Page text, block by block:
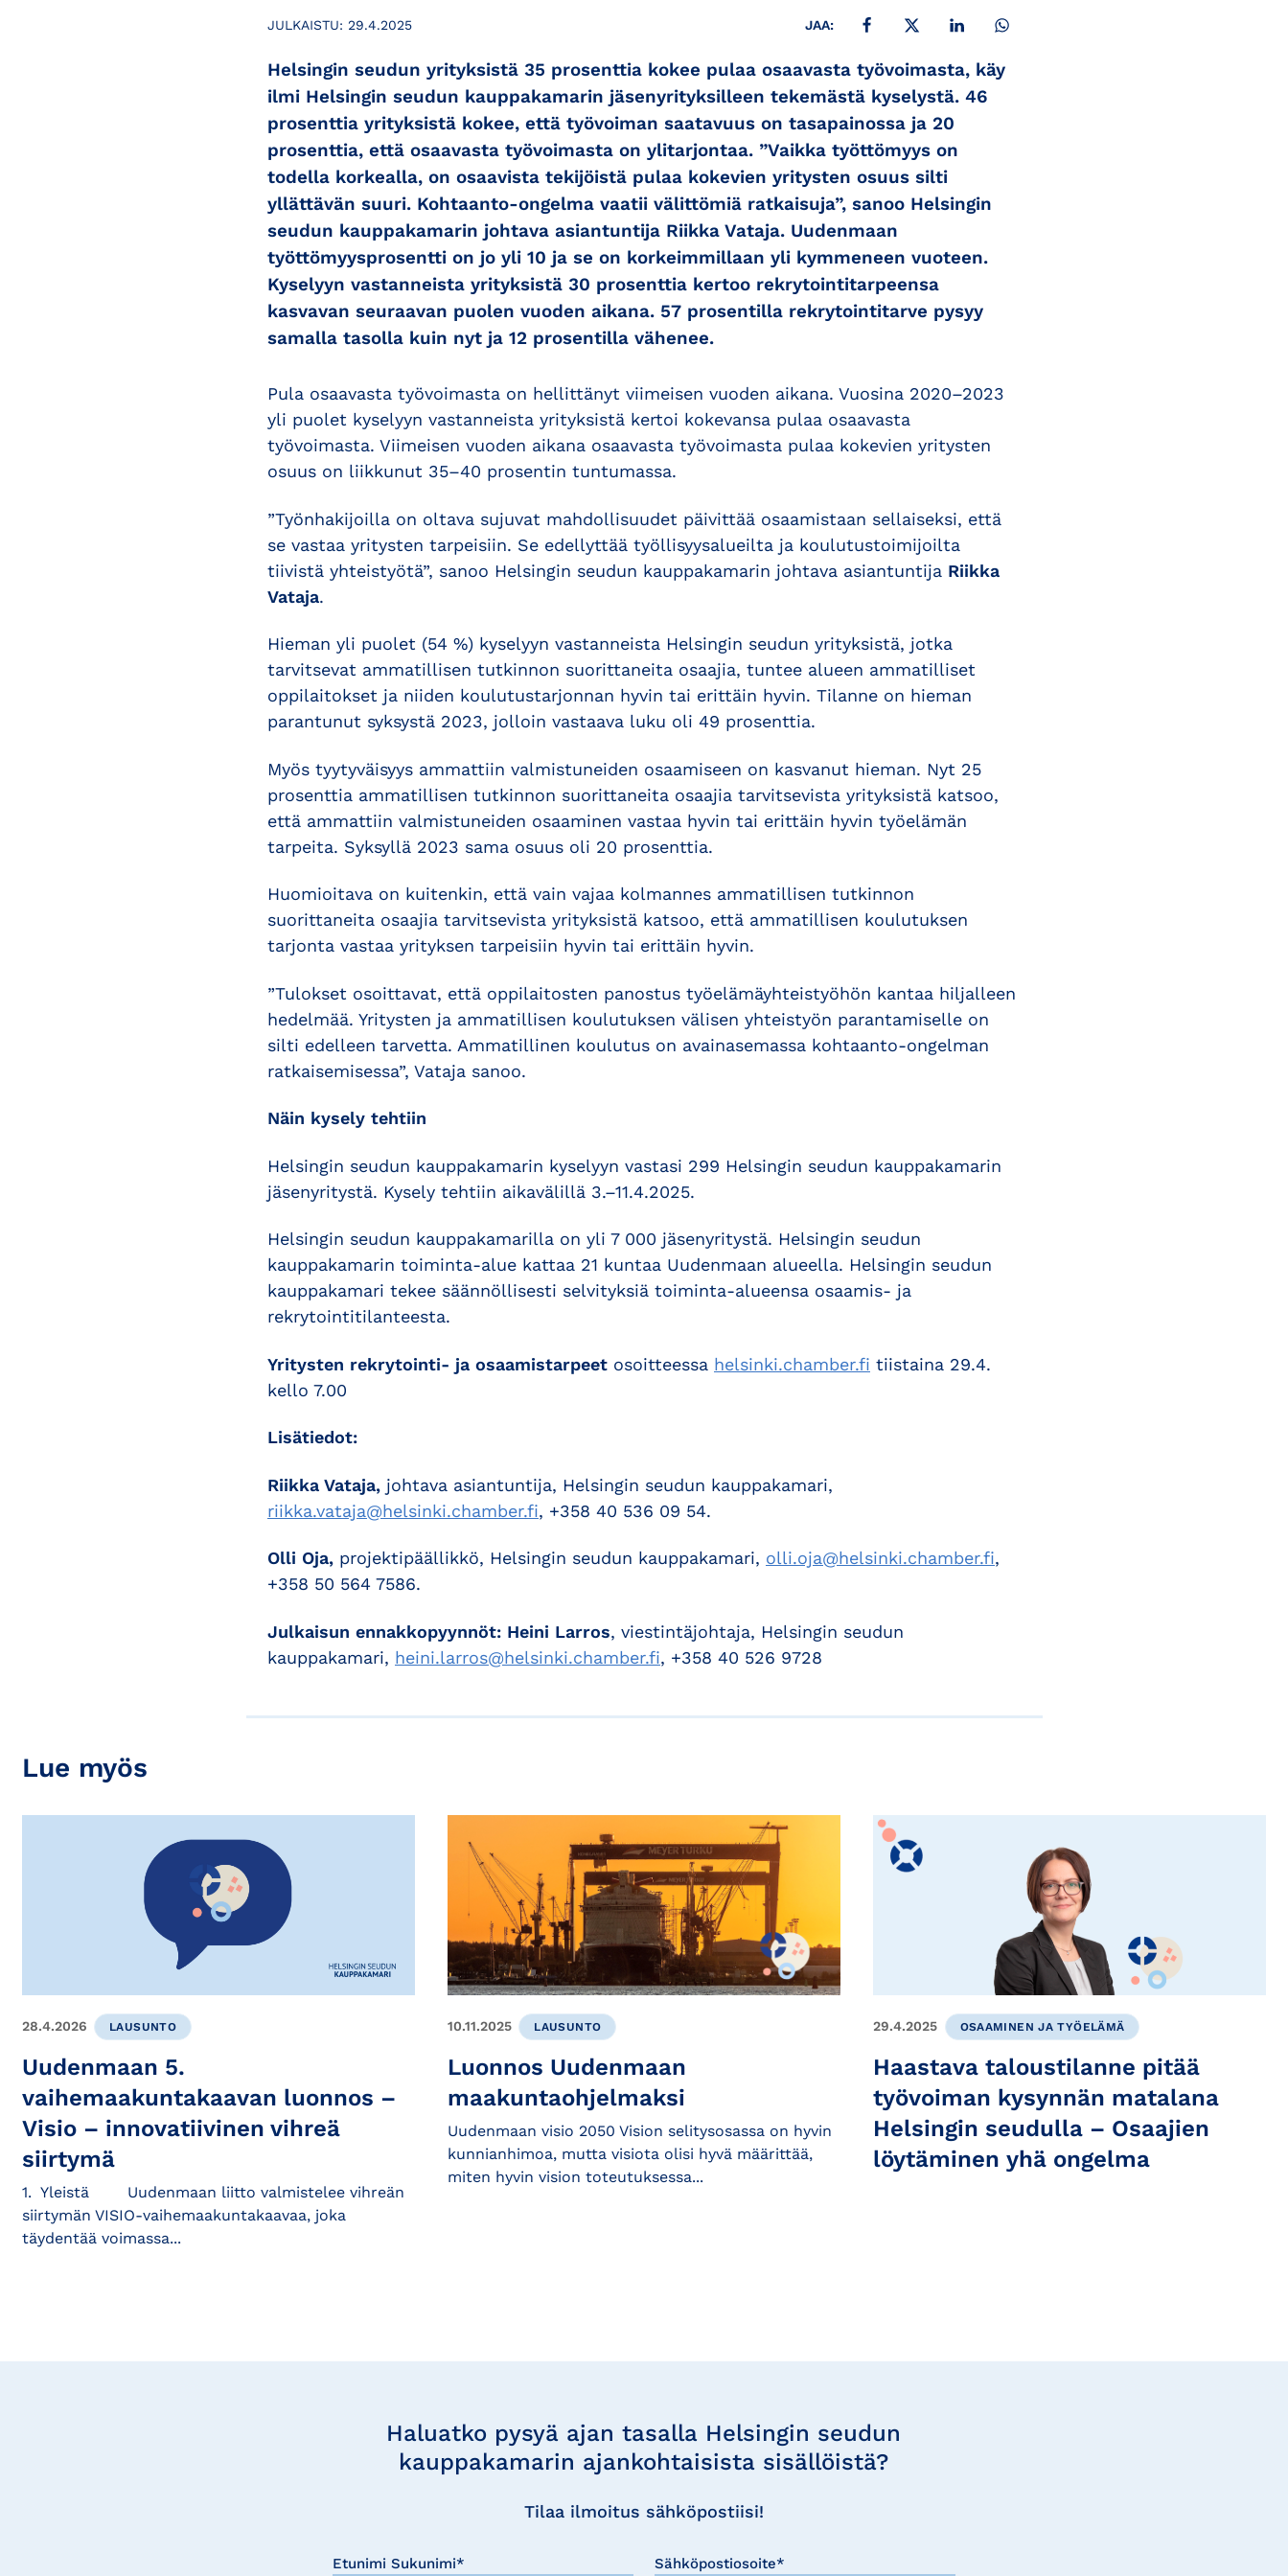
JULKAISTU: 29.4.2025 JAA: JAA FACEBOOKISSA
JAA X:SSÄ JAA LINKEDINISSÄ
Helsingin seudun yrityksistä 35 prosenttia kokee pulaa osaavasta työvoimasta, käy
ilmi Helsingin seudun kauppakamarin jäsenyrityksilleen tekemästä kyselystä. 46
prosenttia yrityksistä kokee, että työvoiman saatavuus on tasapainossa ja 20
prosenttia, että osaavasta työvoimasta on ylitarjontaa. ”Vaikka työttömyys on
todella korkealla, on osaavista tekijöistä pulaa kokevien yritysten osuus silti
yllättävän suuri. Kohtaanto-ongelma vaatii välittömiä ratkaisuja”, sanoo Helsingin
seudun kauppakamarin johtava asiantuntija Riikka Vataja. Uudenmaan
työttömyysprosentti on jo yli 10 ja se on korkeimmillaan yli kymmeneen vuoteen.
Kyselyyn vastanneista yrityksistä 30 prosenttia kertoo rekrytointitarpeensa
kasvavan seuraavan puolen vuoden aikana. 57 prosentilla rekrytointitarve pysyy
samalla tasolla kuin nyt ja 12 prosentilla vähenee.
Pula osaavasta työvoimasta on hellittänyt viimeisen vuoden aikana. Vuosina 2020–2023
yli puolet kyselyyn vastanneista yrityksistä kertoi kokevansa pulaa osaavasta
työvoimasta. Viimeisen vuoden aikana osaavasta työvoimasta pulaa kokevien yritysten
osuus on liikkunut 35–40 prosentin tuntumassa.
”Työnhakijoilla on oltava sujuvat mahdollisuudet päivittää osaamistaan sellaiseksi, että
se vastaa yritysten tarpeisiin. Se edellyttää työllisyysalueilta ja koulutustoimijoilta
tiivistä yhteistyötä”, sanoo Helsingin seudun kauppakamarin johtava asiantuntija Riikka
Vataja.
Hieman yli puolet (54 %) kyselyyn vastanneista Helsingin seudun yrityksistä, jotka
tarvitsevat ammatillisen tutkinnon suorittaneita osaajia, tuntee alueen ammatilliset
oppilaitokset ja niiden koulutustarjonnan hyvin tai erittäin hyvin. Tilanne on hieman
parantunut syksystä 2023, jolloin vastaava luku oli 49 prosenttia.
Myös tyytyväisyys ammattiin valmistuneiden osaamiseen on kasvanut hieman. Nyt 25
prosenttia ammatillisen tutkinnon suorittaneita osaajia tarvitsevista yrityksistä katsoo,
että ammattiin valmistuneiden osaaminen vastaa hyvin tai erittäin hyvin työelämän
tarpeita. Syksyllä 2023 sama osuus oli 20 prosenttia.
Huomioitava on kuitenkin, että vain vajaa kolmannes ammatillisen tutkinnon
suorittaneita osaajia tarvitsevista yrityksistä katsoo, että ammatillisen koulutuksen
tarjonta vastaa yrityksen tarpeisiin hyvin tai erittäin hyvin.
”Tulokset osoittavat, että oppilaitosten panostus työelämäyhteistyöhön kantaa hiljalleen
hedelmää. Yritysten ja ammatillisen koulutuksen välisen yhteistyön parantamiselle on
silti edelleen tarvetta. Ammatillinen koulutus on avainasemassa kohtaanto-ongelman
ratkaisemisessa”, Vataja sanoo.
Näin kysely tehtiin
Helsingin seudun kauppakamarin kyselyyn vastasi 299 Helsingin seudun kauppakamarin
jäsenyritystä. Kysely tehtiin aikavälillä 3.–11.4.2025.
Helsingin seudun kauppakamarilla on yli 7 000 jäsenyritystä. Helsingin seudun
kauppakamarin toiminta-alue kattaa 21 kuntaa Uudenmaan alueella. Helsingin seudun
kauppakamari tekee säännöllisesti selvityksiä toiminta-alueensa osaamis- ja
rekrytointitilanteesta.
Yritysten rekrytointi- ja osaamistarpeet osoitteessa helsinki.chamber.fi tiistaina 29.4.
kello 7.00
Lisätiedot:
Riikka Vataja, johtava asiantuntija, Helsingin seudun kauppakamari,
riikka.vataja@helsinki.chamber.fi, +358 40 536 09 54.
Olli Oja, projektipäällikkö, Helsingin seudun kauppakamari, olli.oja@helsinki.chamber.fi,
+358 50 564 7586.
Julkaisun ennakkopyynnöt: Heini Larros, viestintäjohtaja, Helsingin seudun
kauppakamari, heini.larros@helsinki.chamber.fi, +358 40 526 9728
Lue myös
28.4.2026 LAUSUNTO
Uudenmaan 5.
vaihemaakuntakaavan luonnos –
Visio – innovatiivinen vihreä
siirtymä
1. Yleistä Uudenmaan liitto valmistelee vihreän
siirtymän VISIO-vaihemaakuntakaavaa, joka
täydentää voimassa...
10.11.2025 LAUSUNTO
Luonnos Uudenmaan
maakuntaohjelmaksi
Uudenmaan visio 2050 Vision selitysosassa on hyvin
kunnianhimoa, mutta visiota olisi hyvä määrittää,
miten hyvin vision toteutuksessa...
29.4.2025 OSAAMINEN JA TYÖELÄMÄ
Haastava taloustilanne pitää
työvoiman kysynnän matalana
Helsingin seudulla – Osaajien
löytäminen yhä ongelma
Haluatko pysyä ajan tasalla Helsingin seudun
kauppakamarin ajankohtaisista sisällöistä?
Tilaa ilmoitus sähköpostiisi!
Etunimi Sukunimi* Sähköpostiosoite*